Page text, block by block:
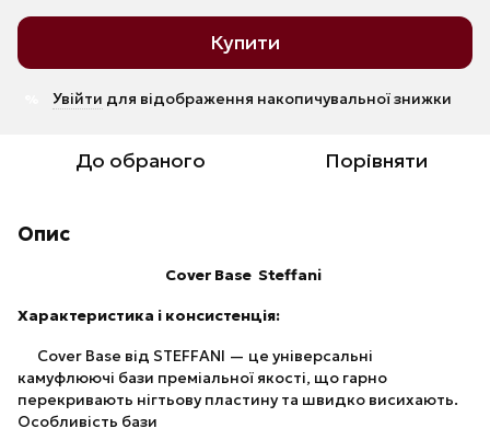
Купити
Увійти для відображення накопичувальної знижки
До обраного Порівняти
Опис
Cover Base Steffani
Характеристика і консистенція:
Cover Base від STEFFANI — це універсальні
камуфлюючі бази преміальної якості, що гарно
перекривають нігтьову пластину та швидко висихають.
Особливість бази